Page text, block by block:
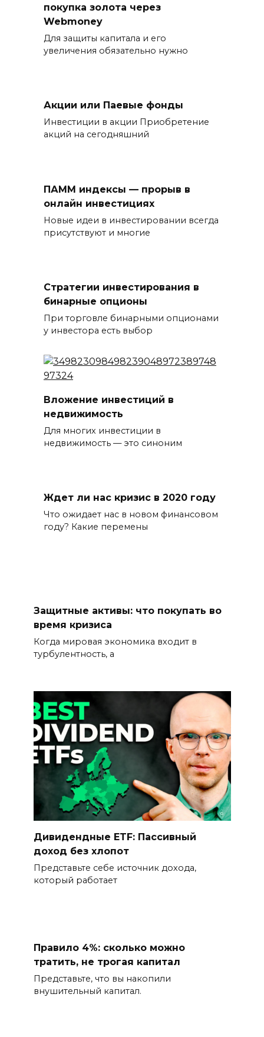
покупка золота через
Webmoney
Для защиты капитала и его
увеличения обязательно нужно
Акции или Паевые фонды
Инвестиции в акции Приобретение
акций на сегодняшний
ПАММ индексы — прорыв в
онлайн инвестициях
Новые идеи в инвестировании всегда
присутствуют и многие
Стратегии инвестирования в
бинарные опционы
При торговле бинарными опционами
у инвестора есть выбор
Вложение инвестиций в
недвижимость
Для многих инвестиции в
недвижимость — это синоним
Ждет ли нас кризис в 2020 году
Что ожидает нас в новом финансовом
году? Какие перемены
Защитные активы: что покупать во
время кризиса
Когда мировая экономика входит в
турбулентность, а
Дивидендные ETF: Пассивный
доход без хлопот
Представьте себе источник дохода,
который работает
Правило 4%: сколько можно
тратить, не трогая капитал
Представьте, что вы накопили
внушительный капитал.